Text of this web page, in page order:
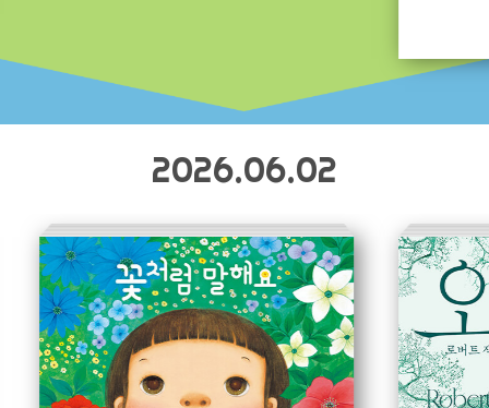
2026.06.02